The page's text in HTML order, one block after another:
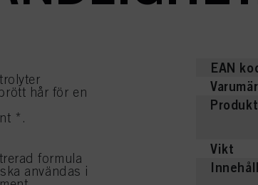
hår för en
*.
formula
användas i
EAN
Vikt
Innehåll